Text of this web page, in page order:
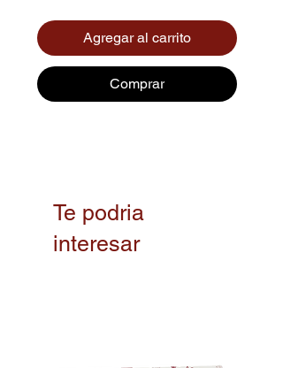
Agregar al carrito
Comprar
Te podria
interesar